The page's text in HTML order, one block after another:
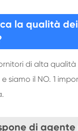
la qualità dei
di alta qualità
siamo il NO. 1
di agente